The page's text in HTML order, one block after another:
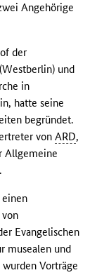
Angehörige
der
und
in
hatte seine
begründet.
vonARD,
Allgemeine
einen
Evangelischen
musealen und
Vorträge